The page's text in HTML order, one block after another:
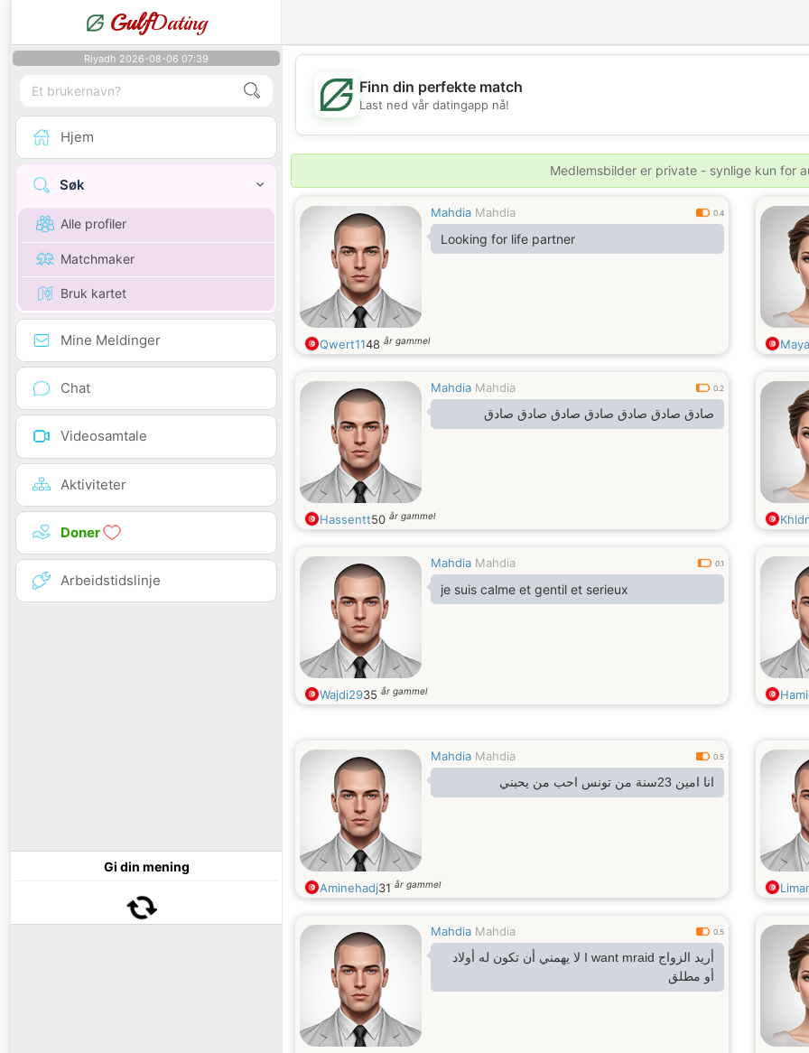
GulfDating
Riyadh 2026-08-06 07:39
Hjem
Søk
Alle profiler
Matchmaker
Bruk kartet
Mine Meldinger
Chat
Videosamtale
Aktiviteter
Doner
Arbeidstidslinje
Gi din mening
💖
💕
Finn din perfekte match
Last ned vår datingapp nå!
Medlemsbilder er private - synlige kun for
Mahdia Mahdia 0.4
Looking for life partner
Qwert1148 år gammel
Mahdia Mahdia 0.2
صادق صادق صادق صادق صادق صادق صادق
Hassentt50 år gammel
Mahdia Mahdia 0.1
je suis calme et gentil et serieux
Wajdi2935 år gammel
Mahdia Mahdia 0.5
انا امين 23سنة من تونس احب من يحبني
Aminehadj31 år gammel
Mahdia Mahdia 0.5
أريد الزواج I want mraid لا يهمني أن تكون له أولاد
أو مطلق